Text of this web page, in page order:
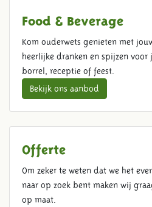
Food & Beverage
Kom ouderwets genieten met
heerlijke dranken en spijzen
borrel, receptie of feest.
Bekijk ons aanbod
Offerte
Om zeker te weten dat we het
naar op zoek bent maken wij
op maat.